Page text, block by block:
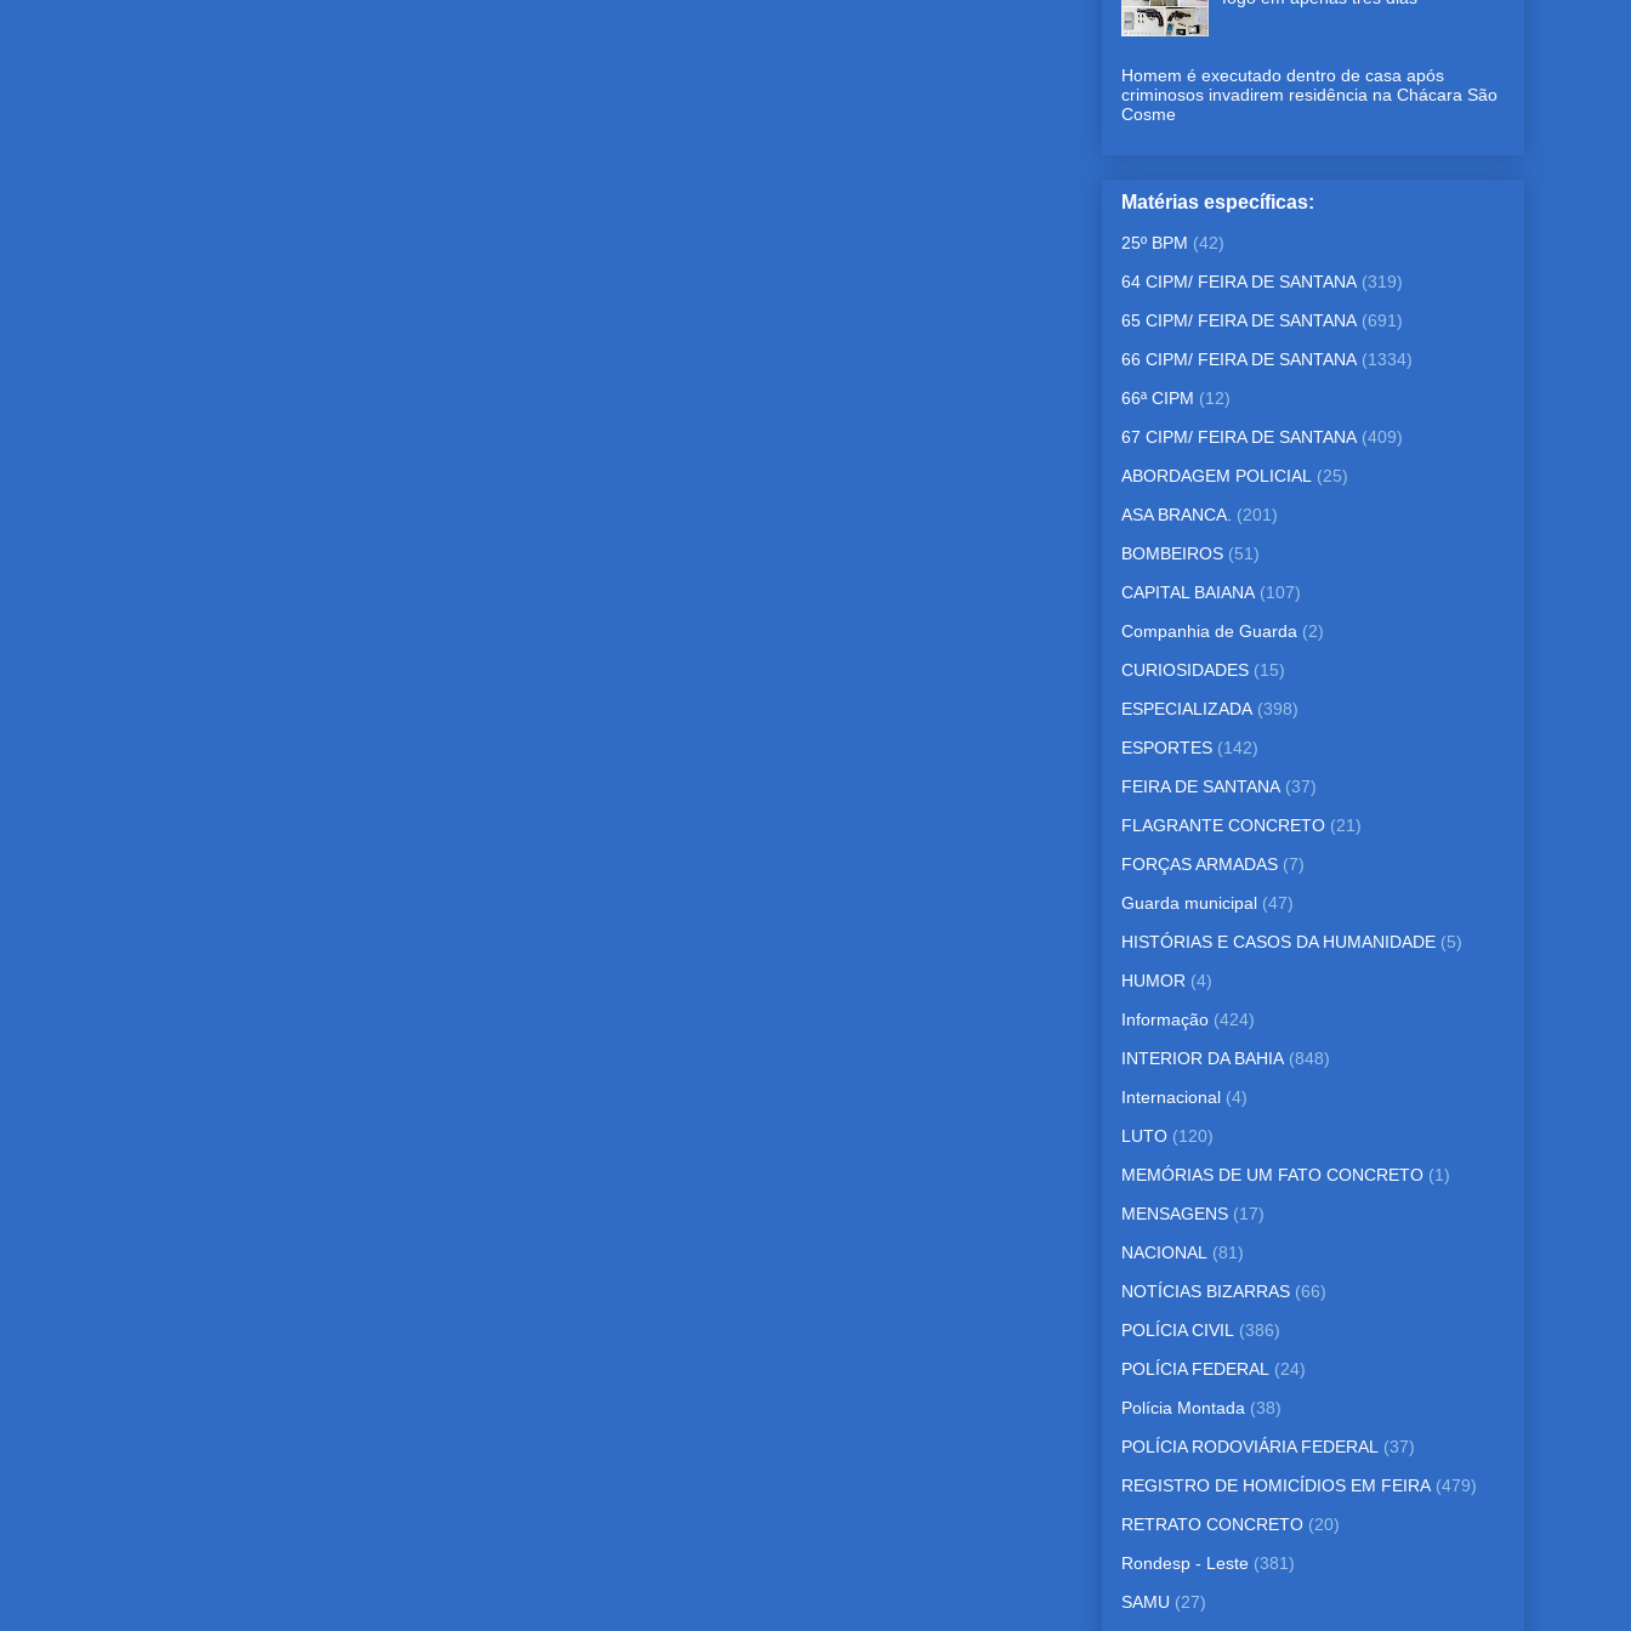
Homem é executado dentro de casa após
criminosos invadirem residência na Chácara São
Cosme
Matérias específicas:
25º BPM (42)
64 CIPM/ FEIRA DE SANTANA (319)
65 CIPM/ FEIRA DE SANTANA (691)
66 CIPM/ FEIRA DE SANTANA (1334)
66ª CIPM (12)
67 CIPM/ FEIRA DE SANTANA (409)
ABORDAGEM POLICIAL (25)
ASA BRANCA. (201)
BOMBEIROS (51)
CAPITAL BAIANA (107)
Companhia de Guarda (2)
CURIOSIDADES (15)
ESPECIALIZADA (398)
ESPORTES (142)
FEIRA DE SANTANA (37)
FLAGRANTE CONCRETO (21)
FORÇAS ARMADAS (7)
Guarda municipal (47)
HISTÓRIAS E CASOS DA HUMANIDADE (5)
HUMOR (4)
Informação (424)
INTERIOR DA BAHIA (848)
Internacional (4)
LUTO (120)
MEMÓRIAS DE UM FATO CONCRETO (1)
MENSAGENS (17)
NACIONAL (81)
NOTÍCIAS BIZARRAS (66)
POLÍCIA CIVIL (386)
POLÍCIA FEDERAL (24)
Polícia Montada (38)
POLÍCIA RODOVIÁRIA FEDERAL (37)
REGISTRO DE HOMICÍDIOS EM FEIRA (479)
RETRATO CONCRETO (20)
Rondesp - Leste (381)
SAMU (27)